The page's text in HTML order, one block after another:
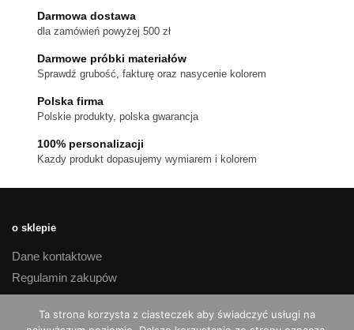
wybrać
na
produktu
Darmowa dostawa
dla zamówień powyżej 500 zł
Darmowe próbki materiałów
Sprawdź grubość, fakturę oraz nasycenie kolorem
Polska firma
Polskie produkty, polska gwarancja
100% personalizacji
Kazdy produkt dopasujemy wymiarem i kolorem
o sklepie
Dane kontaktowe
Regulamin zakupów
Polityka prywatności
Czas realizacji i koszty dostawy
Ta strona korzysta z ciasteczek aby świadczyć usługi na